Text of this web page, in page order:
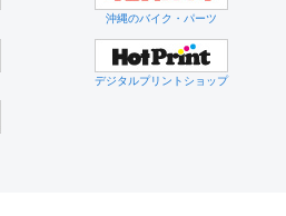
沖縄のバイク・パーツ
デジタルプリントショップ